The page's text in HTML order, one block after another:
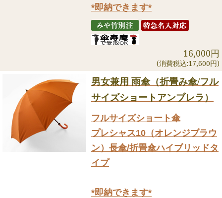
*即納できます*
16,000円
(消費税込:17,600円)
男女兼用 雨傘（折畳み傘/フル
サイズショートアンブレラ）
フルサイズショート傘
プレシャス10（オレンジブラウ
ン）長傘/折畳傘ハイブリッドタ
イプ
*即納できます*